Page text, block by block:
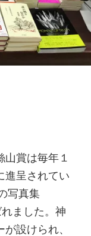
賞は毎年１
進呈されてい
写真集
ました。神
設けられ、